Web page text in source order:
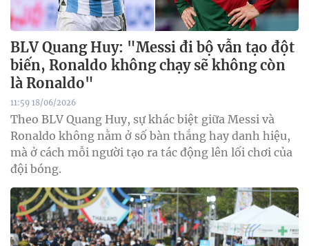
BLV Quang Huy: "Messi đi bộ vẫn tạo đột
biến, Ronaldo không chạy sẽ không còn
là Ronaldo"
11:59 18/06/2026
Theo BLV Quang Huy, sự khác biệt giữa Messi và
Ronaldo không nằm ở số bàn thắng hay danh hiệu,
mà ở cách mỗi người tạo ra tác động lên lối chơi của
đội bóng.